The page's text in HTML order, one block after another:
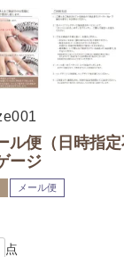
ル便（日時指
ージ
メール便